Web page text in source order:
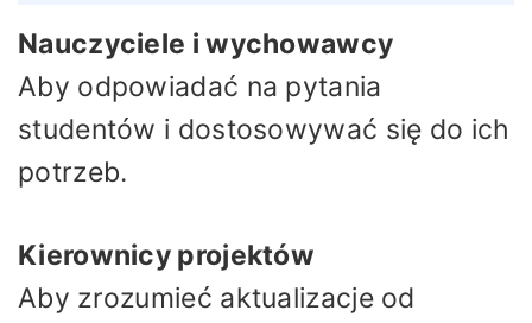
Nauczyciele i wychowawcy
Aby odpowiadać na pytania
studentów i dostosowywać się do ich
potrzeb.
Kierownicy projektów
Aby zrozumieć aktualizacje od